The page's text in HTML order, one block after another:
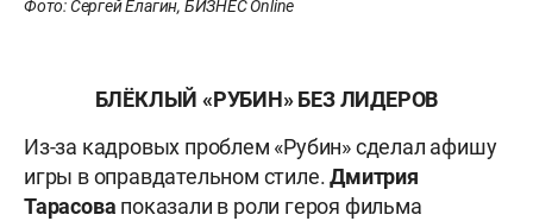
Фото: Сергей Елагин, БИЗНЕС Online
БЛЁКЛЫЙ «РУБИН» БЕЗ ЛИДЕРОВ
Из-за кадровых проблем «Рубин» сделал афишу
игры в оправдательном стиле.Дмитрия
Тарасова показали в роли героя фильма